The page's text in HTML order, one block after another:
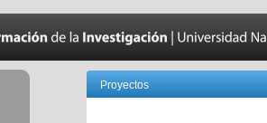
Proyectos